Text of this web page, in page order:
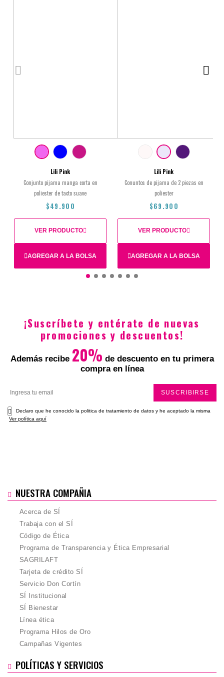
Total
Lili Pink
Conjunto pijama manga corta en
poliester de tacto suave
$49.900
AGREGAR A LA BOLSA
VER PRODUCTO
$49.900
Lili Pink
Conuntos de pijama de 2 piezas en
poliester
$69.900
AGREGAR A LA BOLSA
VER PRODUCTO
$69.900
¡Suscríbete y entérate de nuevas
promociones y descuentos!
Además recibe 20% de descuento en tu primera
compra en línea
SUSCRIBIRSE
Declaro que he conocido la politica de tratamiento de datos y he aceptado la misma
Ver política aquí
NUESTRA COMPAÑIA
Acerca de SÍ
Trabaja con el SÍ
Código de Ética
Programa de Transparencia y Ética Empresarial
SAGRILAFT
Tarjeta de crédito SÍ
Servicio Don Cortín
SÍ Institucional
SÍ Bienestar
Línea ética
Programa Hilos de Oro
Campañas Vigentes
POLÍTICAS Y SERVICIOS